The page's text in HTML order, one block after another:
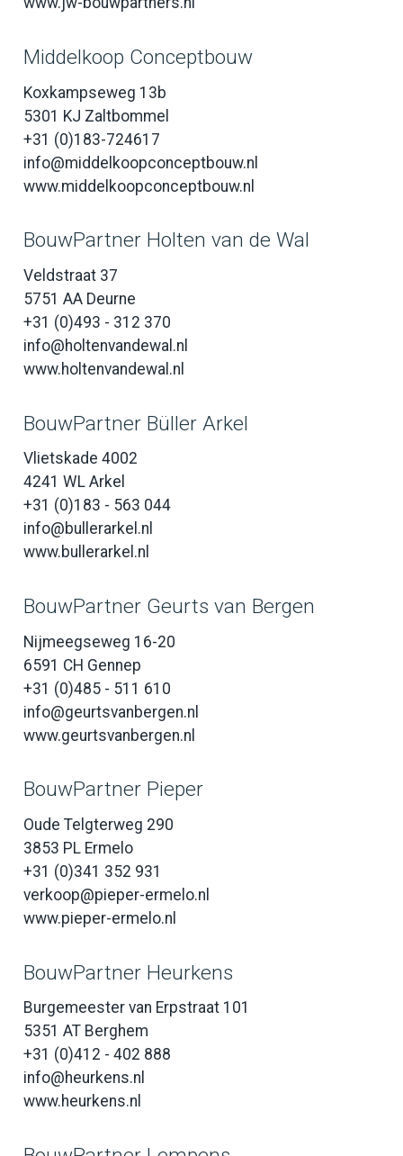
Middelkoop Conceptbouw
Koxkampseweg 13b
5301 KJ Zaltbommel
+31 (0)183-724617
info@middelkoopconceptbouw.nl
www.middelkoopconceptbouw.nl
BouwPartner Holten van de Wal
Veldstraat 37
5751 AA Deurne
+31 (0)493 - 312 370
info@holtenvandewal.nl
www.holtenvandewal.nl
BouwPartner Büller Arkel
Vlietskade 4002
4241 WL Arkel
+31 (0)183 - 563 044
info@bullerarkel.nl
www.bullerarkel.nl
BouwPartner Geurts van Bergen
Nijmeegseweg 16-20
6591 CH Gennep
+31 (0)485 - 511 610
info@geurtsvanbergen.nl
www.geurtsvanbergen.nl
BouwPartner Pieper
Oude Telgterweg 290
3853 PL Ermelo
+31 (0)341 352 931
verkoop@pieper-ermelo.nl
www.pieper-ermelo.nl
BouwPartner Heurkens
Burgemeester van Erpstraat 101
5351 AT Berghem
+31 (0)412 - 402 888
info@heurkens.nl
www.heurkens.nl